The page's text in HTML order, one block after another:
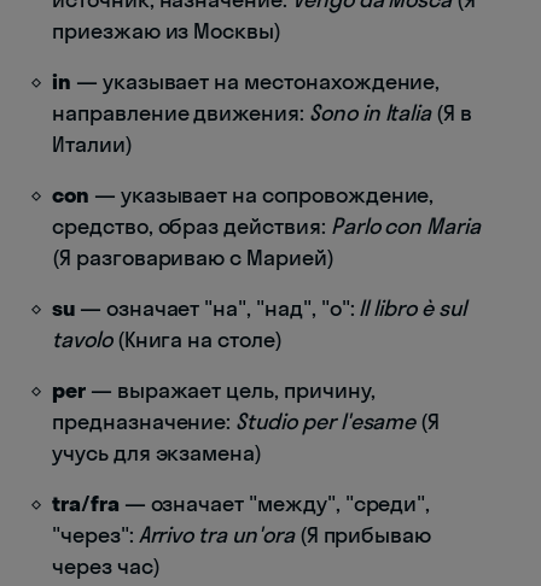
приезжаю из Москвы)
in — указывает на местонахождение,
направление движения: Sono in Italia(Я в
Италии)
con — указывает на сопровождение,
средство, образ действия: Parlo con Maria
(Я разговариваю с Марией)
su— означает "на", "над", "о": Il libro è sul
tavolo(Книга на столе)
per— выражает цель, причину,
предназначение: Studio per l'esame(Я
учусь для экзамена)
tra/fra — означает "между", "среди",
"через": Arrivo tra un'ora(Я прибываю
через час)